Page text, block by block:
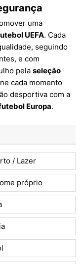
uma
UEFA. Cada
seguindo
e com
pela seleção
cada momento
desportiva com a
Europa.
/ Lazer
próprio